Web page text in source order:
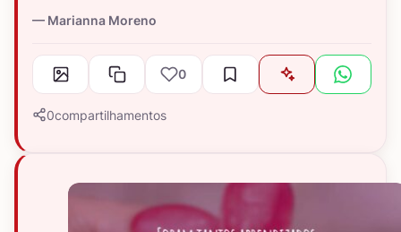
Marianna Moreno
0
0compartilhamentos